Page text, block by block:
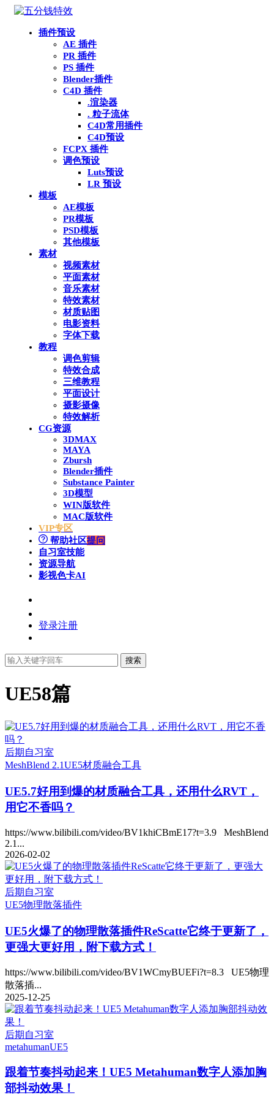
插件预设
AE 插件
PR 插件
PS 插件
Blender插件
C4D 插件
.渲染器
. 粒子流体
C4D常用插件
C4D预设
FCPX 插件
调色预设
Luts预设
LR 预设
模板
AE模板
PR模板
PSD模板
其他模板
素材
视频素材
平面素材
音乐素材
特效素材
材质贴图
电影资料
字体下载
教程
调色剪辑
特效合成
三维教程
平面设计
摄影摄像
特效解析
CG资源
3DMAX
MAYA
Zbursh
Blender插件
Substance Painter
3D模型
WIN版软件
MAC版软件
VIP专区
帮助社区提问
自习室技能
资源导航
影视色卡AI
登录注册
搜索
UE58篇
后期自习室
MeshBlend 2.1UE5材质融合工具
UE5.7好用到爆的材质融合工具，还用什么RVT，
用它不香吗？
https://www.bilibili.com/video/BV1khiCBmE17?t=3.9 MeshBlend
2.1...
2026-02-02
后期自习室
UE5物理散落插件
UE5火爆了的物理散落插件ReScatte它终于更新了，
更强大更好用，附下载方式！
https://www.bilibili.com/video/BV1WCmyBUEFi?t=8.3 UE5物理
散落插...
2025-12-25
后期自习室
metahumanUE5
跟着节奏抖动起来！UE5 Metahuman数字人添加胸
部抖动效果！